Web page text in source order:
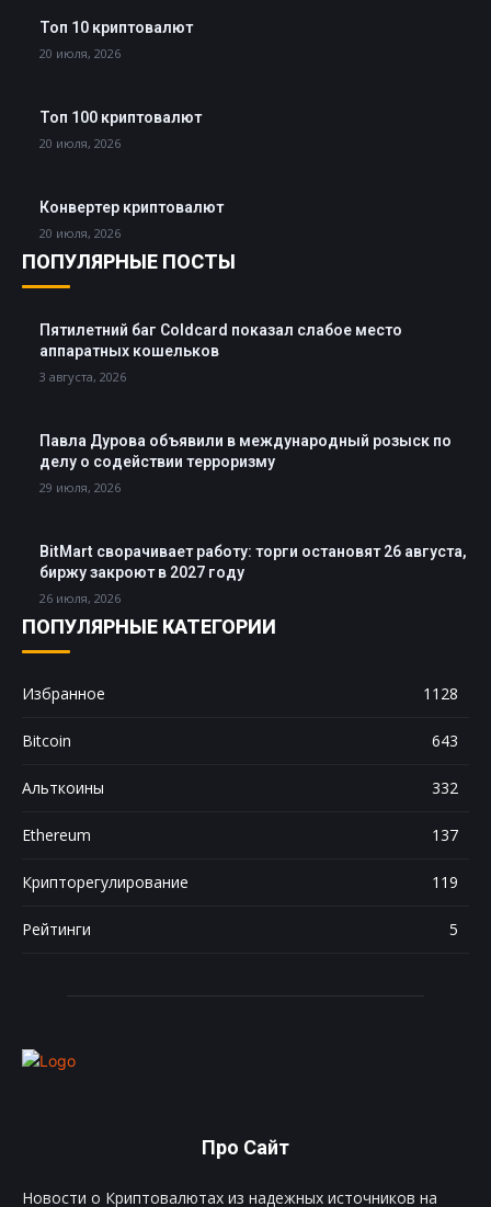
Топ 10 криптовалют
20 июля, 2026
Топ 100 криптовалют
20 июля, 2026
Конвертер криптовалют
20 июля, 2026
ПОПУЛЯРНЫЕ ПОСТЫ
Пятилетний баг Coldcard показал слабое место
аппаратных кошельков
3 августа, 2026
Павла Дурова объявили в международный розыск по
делу о содействии терроризму
29 июля, 2026
BitMart сворачивает работу: торги остановят 26 августа,
биржу закроют в 2027 году
26 июля, 2026
ПОПУЛЯРНЫЕ КАТЕГОРИИ
Избранное 1128
Bitcoin 643
Альткоины 332
Ethereum 137
Крипторегулирование 119
Рейтинги 5
Про Сайт
Новости о Криптовалютах из надежных источников на